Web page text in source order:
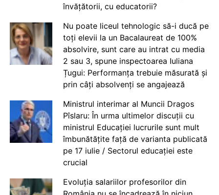
învățătorii, cu educatorii?
Nu poate liceul tehnologic să-i ducă pe
toți elevii la un Bacalaureat de 100%
absolvire, sunt care au intrat cu media
2 sau 3, spune inspectoarea Iuliana
Țugui: Performanța trebuie măsurată și
prin câți absolvenți se angajează
Ministrul interimar al Muncii Dragos
Pîslaru: În urma ultimelor discuții cu
ministrul Educației lucrurile sunt mult
îmbunătățite față de varianta publicată
pe 17 iulie / Sectorul educației este
crucial
Evoluția salariilor profesorilor din